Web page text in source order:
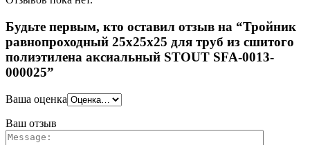
Будьте первым, кто оставил отзыв на “Тройник
равнопроходный 25x25x25 для труб из сшитого
полиэтилена аксиальный STOUT SFA-0013-
000025”
Ваша оценка
Ваш отзыв